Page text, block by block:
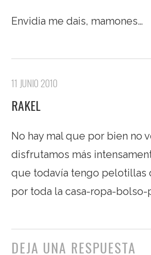
Envidia me dais, mamones…
11 JUNIO 2010
RAKEL
No hay mal que por bien no
disfrutamos más
que todavía tengo pelotillas
por toda la casa-ropa-bolso-
DEJA UNA RESPUESTA